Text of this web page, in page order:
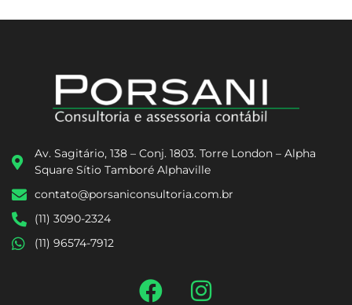
Av. Sagitário, 138 – Conj. 1803. Torre London – Alpha
Square Sítio Tamboré Alphaville
contato@porsaniconsultoria.com.br
(11) 3090-2324
(11) 96574-7912